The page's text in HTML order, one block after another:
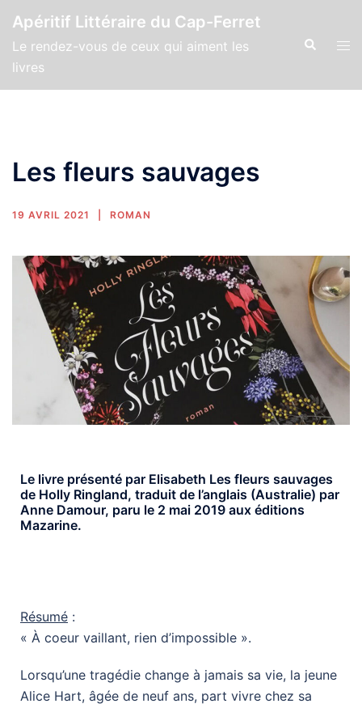
Apéritif Littéraire du Cap-Ferret
Le rendez-vous de ceux qui aiment les
livres
Les fleurs sauvages
19 AVRIL 2021 ROMAN
Le livre présenté par Elisabeth Les fleurs sauvages
de Holly Ringland, traduit de l’anglais (Australie) par
Anne Damour, paru le 2 mai 2019 aux éditions
Mazarine.
Résumé :
« À coeur vaillant, rien d’impossible ».
Lorsqu’une tragédie change à jamais sa vie, la jeune
Alice Hart, âgée de neuf ans, part vivre chez sa